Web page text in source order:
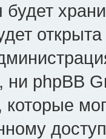
ни phpBB